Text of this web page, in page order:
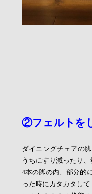
②フェルトを
ダイニングチェアの
うちにすり減ったり、
4本の脚の内、部分的
った時にカタカタして